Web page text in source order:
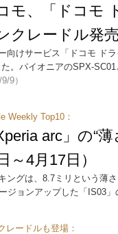
モ、「ドコモ
クレードル発売
向けサービス「ドコモ ド
。パイオニアのSPX-
9）
Weekly Top10：
arc」の“
～4月17日）
ングは、8.7ミリという薄
ジョンアップした「IS03
レードルも登場：